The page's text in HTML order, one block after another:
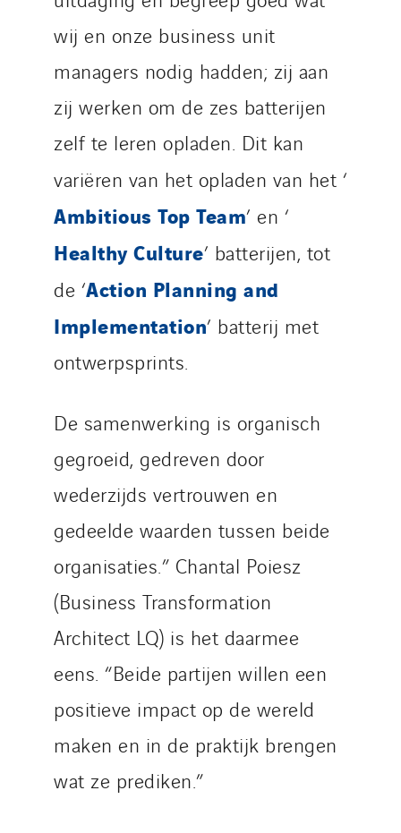
wij en onze business unit
managers nodig hadden; zij aan
zij werken om de zes batterijen
zelf te leren opladen. Dit kan
variëren van het opladen van het ‘
Ambitious Top Team’ en ‘
Healthy Culture’ batterijen, tot
de ‘Action Planning and
Implementation’ batterij met
ontwerpsprints.
De samenwerking is organisch
gegroeid, gedreven door
wederzijds vertrouwen en
gedeelde waarden tussen beide
organisaties.” Chantal Poiesz
(Business Transformation
Architect LQ) is het daarmee
eens. “Beide partijen willen een
positieve impact op de wereld
maken en in de praktijk brengen
wat ze prediken.”